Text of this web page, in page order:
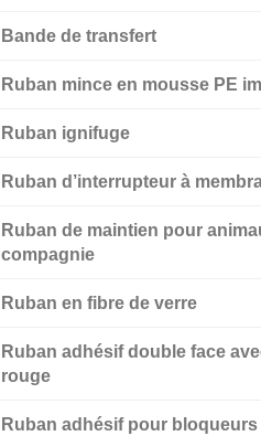
animaux de compagnie
Ruban adhésif double face
Bande de transfert
Ruban mince en mousse PE
Ruban ignifuge
Ruban d’interrupteur à
Ruban de maintien pour
compagnie
Ruban en fibre de verre
Ruban adhésif double face
rouge
Ruban adhésif pour